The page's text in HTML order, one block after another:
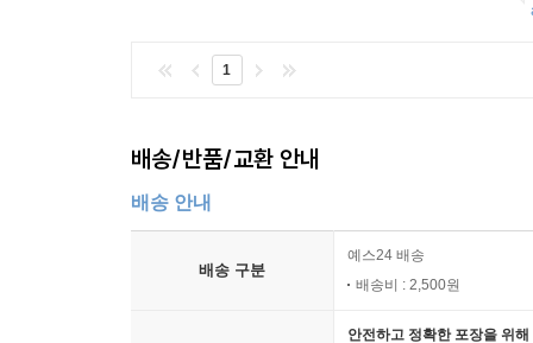
1
배송/반품/교환 안내
배송 안내
배송 구분
예스24 배송
배송비 : 2,500원
안전하고 정확한 포장을 위